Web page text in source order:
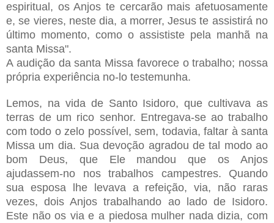
espiritual, os Anjos te cercarão mais afetuosamente
e, se vieres, neste dia, a morrer, Jesus te assistirá no
último momento, como o assististe pela manhã na
santa Missa".
A audição da santa Missa favorece o trabalho; nossa
própria experiência no-lo testemunha.
Lemos, na vida de Santo Isidoro, que cultivava as
terras de um rico senhor. Entregava-se ao trabalho
com todo o zelo possível, sem, todavia, faltar à santa
Missa um dia. Sua devoção agradou de tal modo ao
bom Deus, que Ele mandou que os Anjos
ajudassem-no nos trabalhos campestres. Quando
sua esposa lhe levava a refeição, via, não raras
vezes, dois Anjos trabalhando ao lado de Isidoro.
Este não os via e a piedosa mulher nada dizia, com